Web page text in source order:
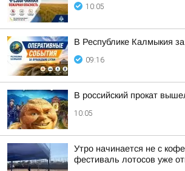
10:05
В Республике Калмыкия
09:16
В российский прокат
10:05
Утро начинается не с
фестиваль лотосов уже